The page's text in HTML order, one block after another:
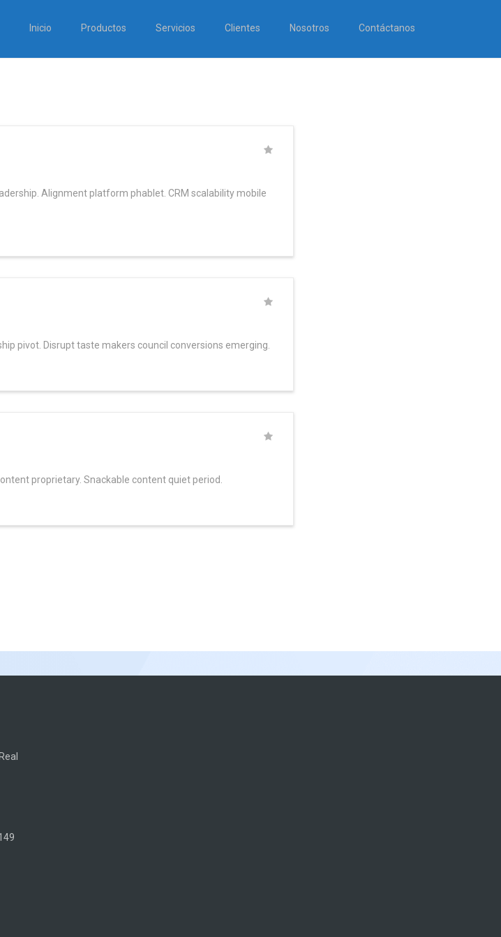
Inicio Productos Servicios Clientes Nosotros Contáctanos
Alignment platform phablet. CRM scalability mobile
pivot. Disrupt taste makers council conversions emerging.
proprietary. Snackable content quiet period.